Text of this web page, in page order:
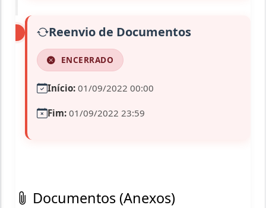
Reenvio de Documentos
ENCERRADO
Início: 01/09/2022 00:00
Fim: 01/09/2022 23:59
Documentos (Anexos)